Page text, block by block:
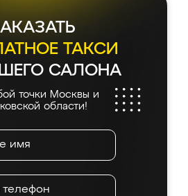
ТАКСИ
САЛОНА
точки Москвы и
области!